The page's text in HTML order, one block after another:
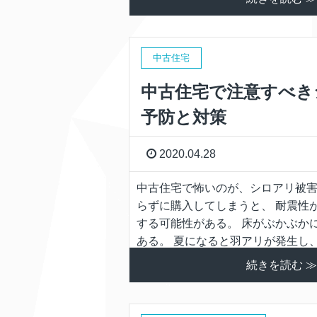
中古住宅
中古住宅で注意すべ
予防と対策
2020.04.28
中古住宅で怖いのが、シロアリ被
らずに購入してしまうと、 耐震性
する可能性がある。 床がぶかぶか
ある。 夏になると羽アリが発生し
続きを読む ≫